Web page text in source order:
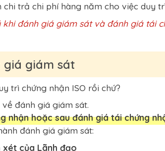
trả chi phí hàng năm cho việc duy
khi đánh giá giám sát và đánh giá tái
giá giám sát
trì chứng nhận ISO rồi chứ?
đánh giá giám sát.
nhận hoặc sau đánh giá tái chứng
đánh giá giám sát:
của Lãnh đạo